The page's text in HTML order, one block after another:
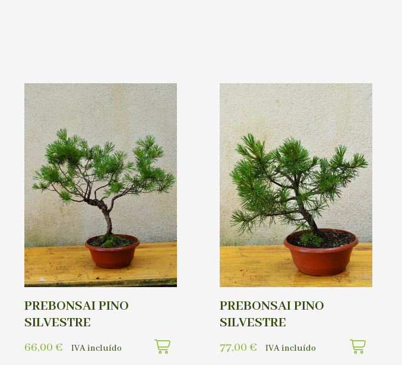
PREBONSAI PINO
SILVESTRE
66,00 € IVA incluído
PREBONSAI PINO
SILVESTRE
77,00 € IVA incluído